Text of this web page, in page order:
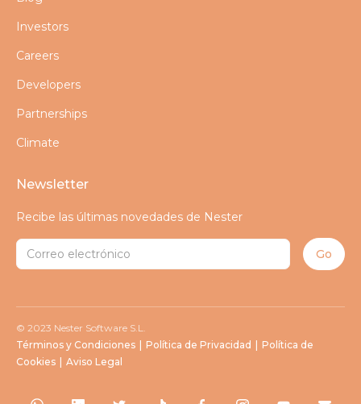
Investors
Careers
Developers
Partnerships
Climate
Newsletter
Recibe las últimas novedades de Nester
© 2023 Nester Software S.L.
Términos y Condiciones
Política de Privacidad
Política de
Cookies
Aviso Legal